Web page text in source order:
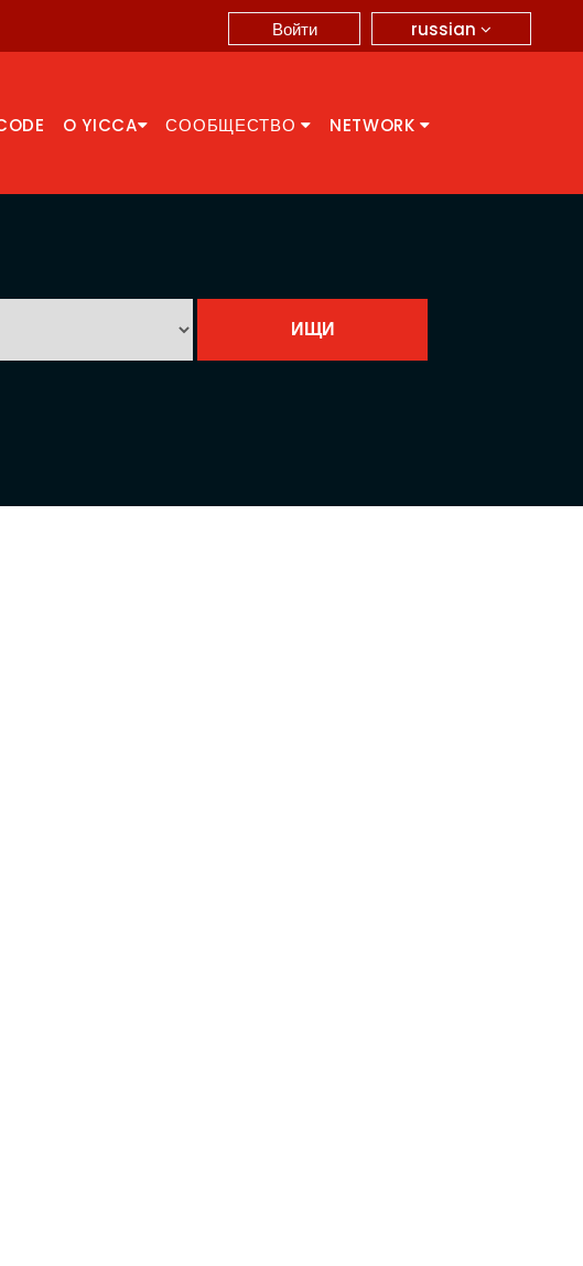
russian
Войти
O YICCA СООБЩЕСТВО NETWORK